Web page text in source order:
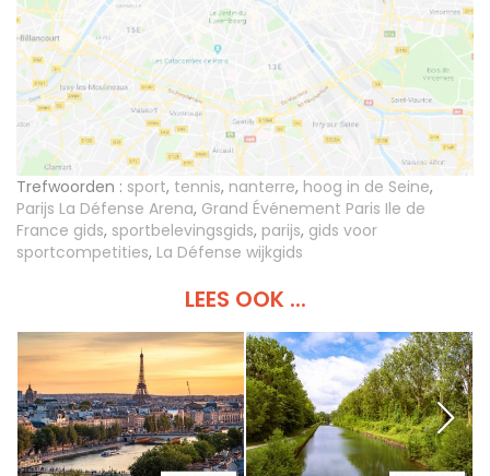
Trefwoorden : sport, tennis, nanterre, hoog in de Seine,
Parijs La Défense Arena, Grand Événement Paris Ile de
France gids, sportbelevingsgids, parijs, gids voor
sportcompetities, La Défense wijkgids
LEES OOK ...